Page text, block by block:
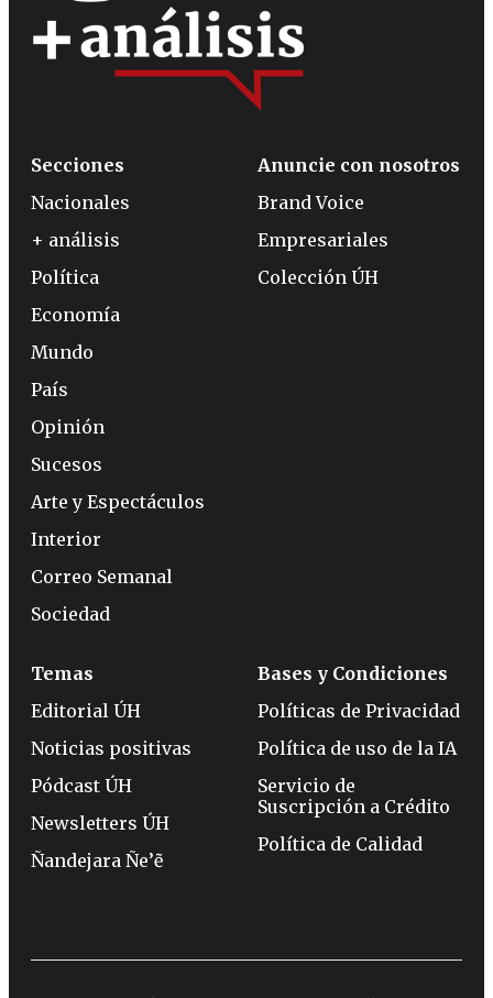
Secciones
Nacionales
+ análisis
Política
Economía
Mundo
País
Opinión
Sucesos
Arte y Espectáculos
Interior
Correo Semanal
Sociedad
Anuncie con nosotros
Brand Voice
Empresariales
Colección ÚH
Temas
Editorial ÚH
Noticias positivas
Pódcast ÚH
Newsletters ÚH
Ñandejara Ñe’ẽ
Bases y Condiciones
Políticas de Privacidad
Política de uso de la IA
Servicio de
Suscripción a Crédito
Política de Calidad